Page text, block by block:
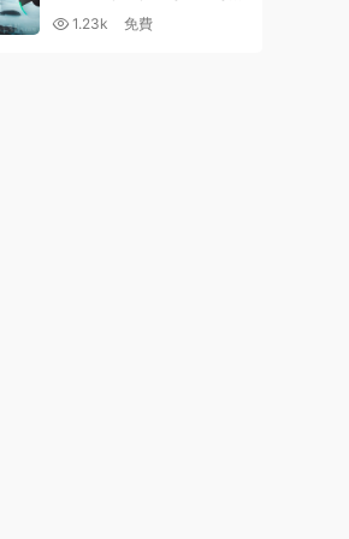
OPENER – 26129154
1.23k 免費